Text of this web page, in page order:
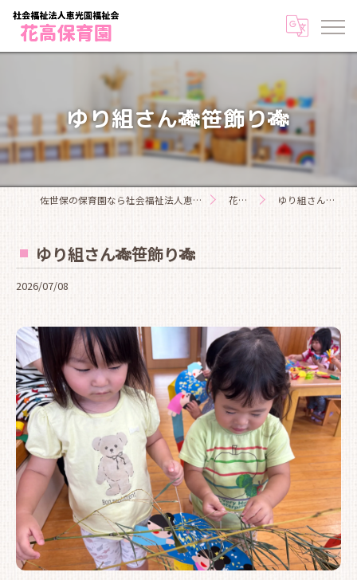
ゆり組さん🎋笹飾り🎋
佐世保の保育園なら社会福祉法人恵光園福祉会花高保育園 花高日記 ゆり組さん🎋笹飾り🎋
ゆり組さん🎋笹飾り🎋
2026/07/08